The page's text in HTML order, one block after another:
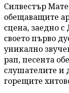
Силвестър
обещаващите
сцена, заедно
своето първо
уникално
рап, песента
слушателите и
горещите